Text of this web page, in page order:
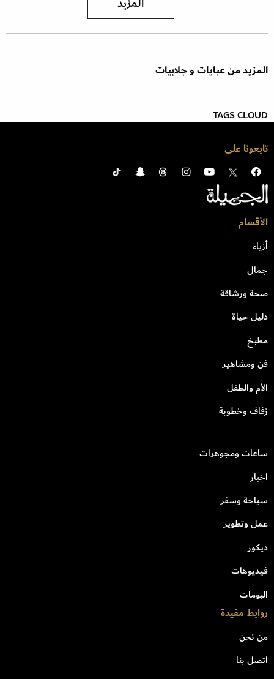
المزيد من عبايات و جلابيات
TAGS CLOUD
تابعونا على
الأقسام
أزياء
جمال
صحة ورشاقة
دليل حياة
مطبخ
فن ومشاهير
الأم والطفل
زفاف وخطوبة
ساعات ومجوهرات
اخبار
سياحة وسفر
عمل وتطوير
ديكور
فيديوهات
البومات
روابط مفيدة
من نحن
اتصل بنا